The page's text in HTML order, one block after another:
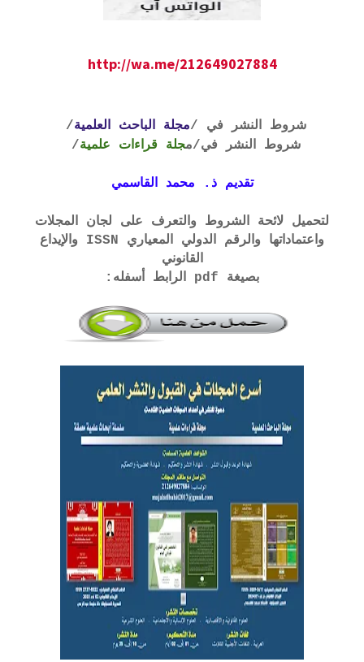
http://wa.me/212649027884
شروط النشر في /مجلة الباحث العلمية/
شروط النشر في/مجلة قراءات علمية/
تقديم ذ. محمد القاسمي
لتحميل لائحة الشروط والتعرف على لجان المجلات
واعتماداتها والرقم الدولي المعياري ISSN والإيداع
القانوني
بصيغة pdf الرابط أسفله: